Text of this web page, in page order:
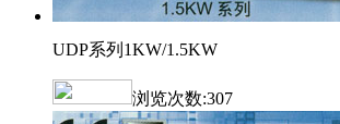
UDP系列1KW/1.5KW
浏览次数:307